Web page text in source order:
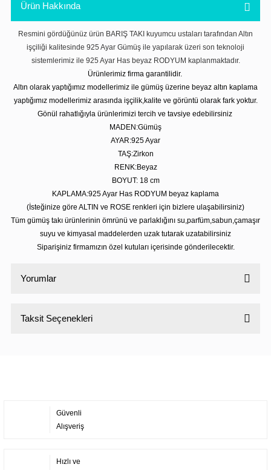
Ürün Hakkında
Resmini gördüğünüz ürün BARIŞ TAKI kuyumcu ustaları tarafından Altın
işçiliği kalitesinde 925 Ayar Gümüş ile yapılarak üzeri son teknoloji
sistemlerimiz ile 925 Ayar Has beyaz RODYUM kaplanmaktadır.
Ürünlerimiz firma garantilidir.
Altın olarak yaptığımız modellerimiz ile gümüş üzerine beyaz altın kaplama
yaptığımız modellerimiz arasında işçilik,kalite ve görüntü olarak fark yoktur.
Gönül rahatlığıyla ürünlerimizi tercih ve tavsiye edebilirsiniz
MADEN:Gümüş
AYAR:925 Ayar
TAŞ:Zirkon
RENK:Beyaz
BOYUT: 18 cm
KAPLAMA:925 Ayar Has RODYUM beyaz kaplama
(İsteğinize göre ALTIN ve ROSE renkleri için bizlere ulaşabilirsiniz)
Tüm gümüş takı ürünlerinin ömrünü ve parlaklığını su,parfüm,sabun,çamaşır
suyu ve kimyasal maddelerden uzak tutarak uzatabilirsiniz
Siparişiniz firmamızın özel kutuları içerisinde gönderilecektir.
Yorumlar
Taksit Seçenekleri
Güvenli
Alışveriş
Hızlı ve